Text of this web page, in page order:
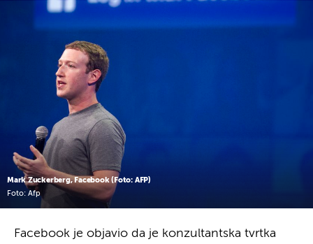
Mark Zuckerberg, Facebook (Foto: AFP)
Foto: Afp
Facebook je objavio da je konzultantska tvrtka